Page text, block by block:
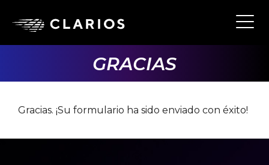
GRACIAS
Gracias. ¡Su formulario ha sido enviado con éxito!